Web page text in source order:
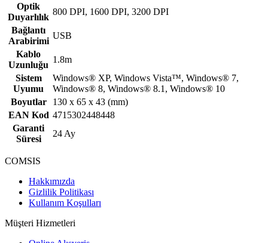
Optik
Duyarlılık
800 DPI, 1600 DPI, 3200 DPI
Bağlantı
Arabirimi
USB
Kablo
Uzunluğu
1.8m
Sistem
Uyumu
Windows® XP, Windows Vista™, Windows® 7,
Windows® 8, Windows® 8.1, Windows® 10
Boyutlar
130 x 65 x 43 (mm)
EAN Kod 4715302448448
Garanti
Süresi
24 Ay
COMSIS
Hakkımızda
Gizlilik Politikası
Kullanım Koşulları
Müşteri Hizmetleri